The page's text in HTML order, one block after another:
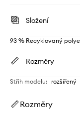
Složení
93 % Recyklovaný
Rozměry
Střih modelu: rozšířený
Rozměry